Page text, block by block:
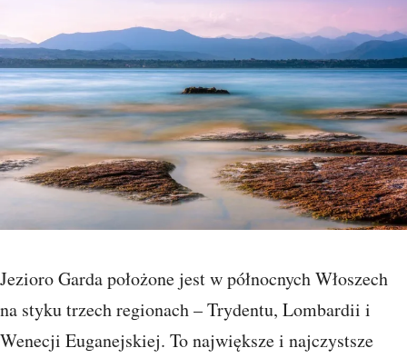
Jezioro Garda położone jest w północnych Włoszech
na styku trzech regionach – Trydentu, Lombardii i
Wenecji Euganejskiej. To największe i najczystsze